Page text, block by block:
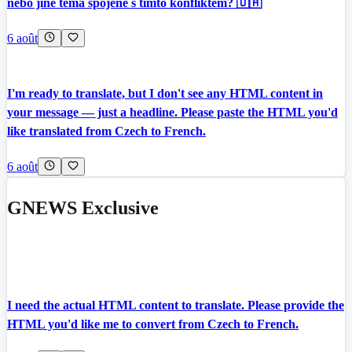
nebo jiné téma spojené s tímto konfliktem? 🇺🇦
6 août
I'm ready to translate, but I don't see any HTML content in
your message — just a headline. Please paste the HTML you'd
like translated from Czech to French.
6 août
GNEWS Exclusive
I need the actual HTML content to translate. Please provide the
HTML you'd like me to convert from Czech to French.